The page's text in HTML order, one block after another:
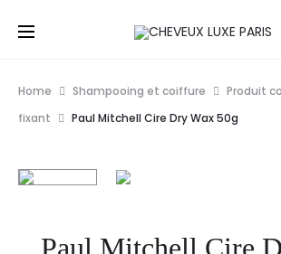
Home Shampooing et coiffure
Produit
fixant
Paul Mitchell Cire Dry Wax 50g